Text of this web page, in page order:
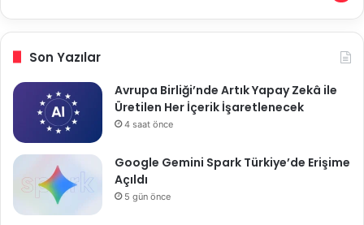
Son Yazılar
Avrupa Birliği’nde Artık Yapay Zekâ ile
Üretilen Her İçerik İşaretlenecek
4 saat önce
Google Gemini Spark Türkiye’de Erişime
Açıldı
5 gün önce